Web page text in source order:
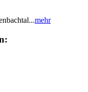
mehr